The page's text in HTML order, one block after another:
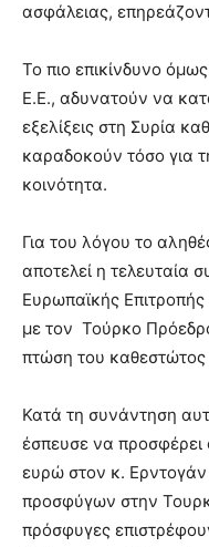
ασφάλειας,
Το πιο επικίνδυνο
Ε.Ε., αδυνατούν να
εξελίξεις στη Συρία
καραδοκούν τόσο για
κοινότητα.
Για του λόγου το
αποτελεί η τελευταία
Ευρωπαϊκής
με τον Τούρκο
πτώση του
Κατά τη συνάντηση
έσπευσε να προσφέρει
ευρώ στον κ.
προσφύγων στην
πρόσφυγες